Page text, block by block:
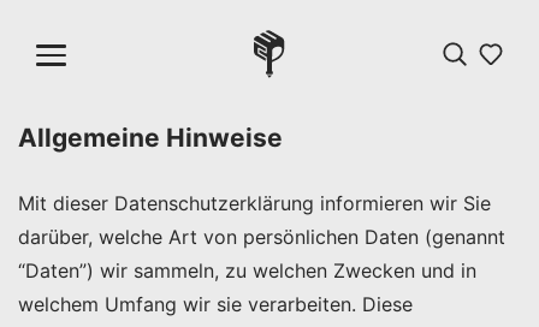
Allgemeine Hinweise
Mit dieser Datenschutzerklärung informieren wir Sie
darüber, welche Art von persönlichen Daten (genannt
“Daten”) wir sammeln, zu welchen Zwecken und in
welchem Umfang wir sie verarbeiten. Diese